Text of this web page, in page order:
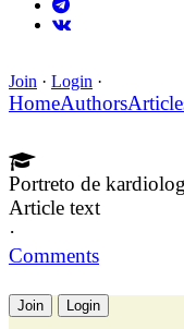
Join · Login ·
HomeAuthors
Portreto de
Article text
·
Comments
Join Login